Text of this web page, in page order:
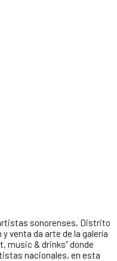
sonorenses, Distrito
venta da arte de la galería
music & drinks” donde
nacionales, en esta